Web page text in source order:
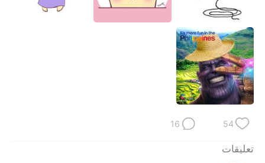
54
16
تعليقات